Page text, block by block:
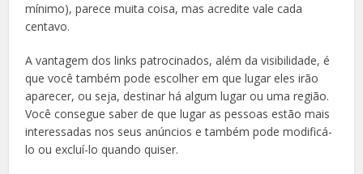
mínimo), parece muita coisa, mas acredite vale cada
centavo.
A vantagem dos links patrocinados, além da visibilidade, é
que você também pode escolher em que lugar eles irão
aparecer, ou seja, destinar há algum lugar ou uma região.
Você consegue saber de que lugar as pessoas estão mais
interessadas nos seus anúncios e também pode modificá-
lo ou excluí-lo quando quiser.